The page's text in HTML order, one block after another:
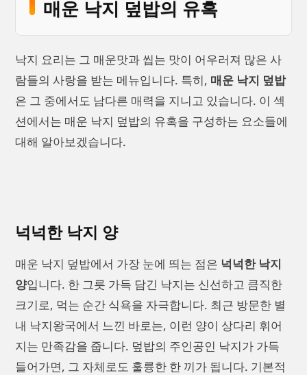
매운 낙지 덮밥의 유혹
낙지 요리는 그 매운맛과 씹는 맛이 어우러져 많은 사
람들의 사랑을 받는 메뉴입니다. 특히, 매운 낙지 덮밥
은 그 중에서도 남다른 매력을 지니고 있습니다. 이 섹
션에서는 매운 낙지 덮밥의 유혹을 구성하는 요소들에
대해 알아보겠습니다.
넉넉한 낙지 양
매운 낙지 덮밥에서 가장 눈에 띄는 점은 넉넉한 낙지
양입니다. 한 그릇 가득 담긴 낙지는 신선하고 큼직한
크기로, 먹는 순간 식욕을 자극합니다. 최근 방문한 별
내 낙지왕국에서 느낀 바로는, 이런 양이 상다리 휘어
지는 만족감을 줍니다. 덮밥의 주인공인 낙지가 가득
들어가면, 그 자체로도 훌륭한 한 끼가 됩니다. 기본적